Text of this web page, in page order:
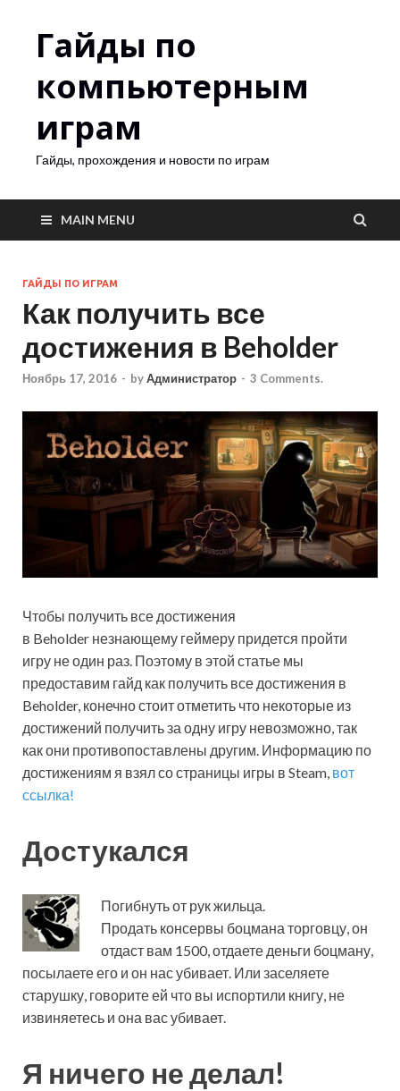
Гайды по
компьютерным
играм
Гайды, прохождения и новости по играм
MAIN MENU
ГАЙДЫ ПО ИГРАМ
Как получить все
достижения в Beholder
Ноябрь 17, 2016 - byАдминистратор - 3 Comments.
Чтобы получить все достижения
в Beholder незнающему геймеру придется пройти
игру не один раз. Поэтому в этой статье мы
предоставим гайд как получить все достижения в
Beholder, конечно стоит отметить что некоторые из
достижений получить за одну игру невозможно, так
как они противопоставлены другим. Информацию по
достижениям я взял со страницы игры в Steam, вот
ссылка!
Достукался
Погибнуть от рук жильца.
Продать консервы боцмана торговцу, он
отдаст вам 1500, отдаете деньги боцману,
посылаете его и он нас убивает. Или заселяете
старушку, говорите ей что вы испортили книгу, не
извиняетесь и она вас убивает.
Я ничего не делал!